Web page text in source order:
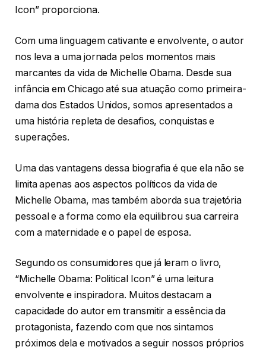
Icon” proporciona.
Com uma linguagem cativante e envolvente, o autor
nos leva a uma jornada pelos momentos mais
marcantes da vida de Michelle Obama. Desde sua
infância em Chicago até sua atuação como primeira-
dama dos Estados Unidos, somos apresentados a
uma história repleta de desafios, conquistas e
superações.
Uma das vantagens dessa biografia é que ela não se
limita apenas aos aspectos políticos da vida de
Michelle Obama, mas também aborda sua trajetória
pessoal e a forma como ela equilibrou sua carreira
com a maternidade e o papel de esposa.
Segundo os consumidores que já leram o livro,
“Michelle Obama: Political Icon” é uma leitura
envolvente e inspiradora. Muitos destacam a
capacidade do autor em transmitir a essência da
protagonista, fazendo com que nos sintamos
próximos dela e motivados a seguir nossos próprios